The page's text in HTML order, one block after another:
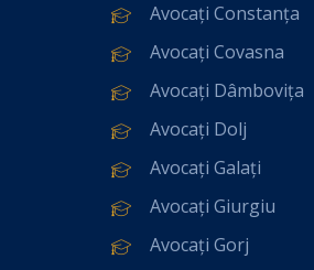
Avocați Constanța
Avocați Covasna
Avocați Dâmbovița
Avocați Dolj
Avocați Galați
Avocați Giurgiu
Avocați Gorj